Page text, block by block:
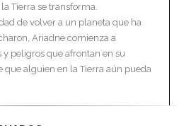
Tierra se transforma.
de volver a un planeta que ha
Ariadne comienza a
peligros que afrontan en su
que alguien en la Tierra aún pueda